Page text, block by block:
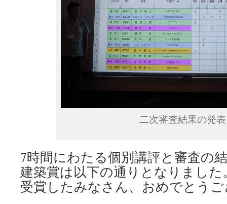
二次審査結果の発表
7時間にわたる個別講評と審査の
建築賞は以下の通りとなりました
受賞したみなさん、おめでとう